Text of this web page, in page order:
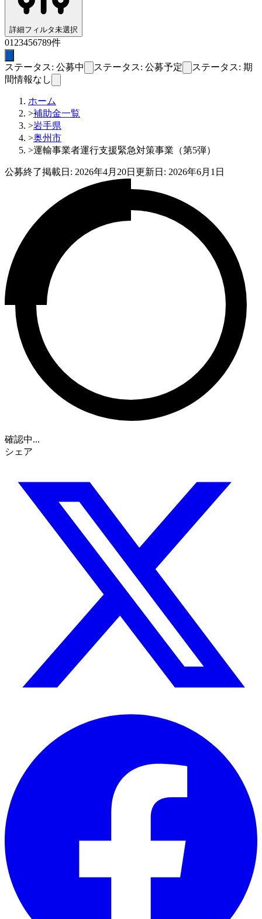
詳細フィルタ未選択
01 23456789件
ステータス: 公募中 ステータス: 公募予定
ステータス: 期
間情報なし
ホーム
>補助金一覧
>岩手県
>奥州市
>運輸事業者運行支援緊急対策事業（第5弾）
公募終了掲載日: 2026年4月20日 更新日: 2026年6月1日
確認中...
シェア